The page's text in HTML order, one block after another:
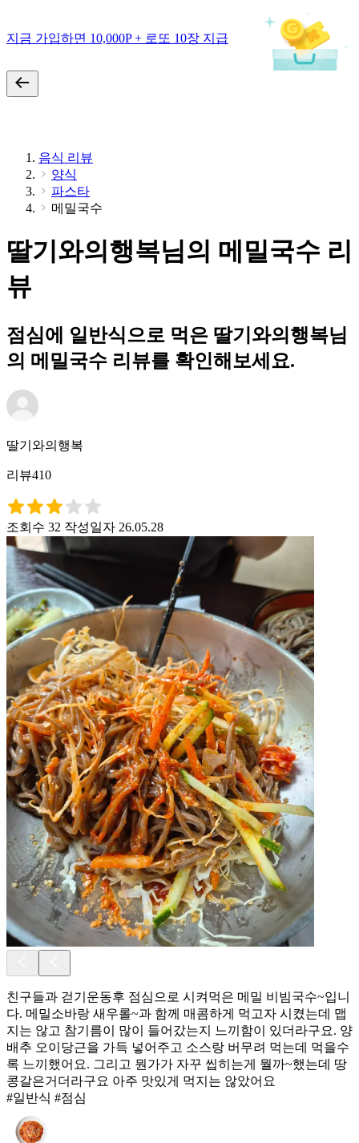
지금 가입하면 10,000P + 로또 10장 지급
음식 리뷰
양식
파스타
메밀국수
딸기와의행복님의 메밀국수 리
뷰
점심에 일반식으로 먹은 딸기와의행복님
의 메밀국수 리뷰를 확인해보세요.
딸기와의행복
리뷰410
조회수 32 작성일자 26.05.28
친구들과 걷기운동후 점심으로 시켜먹은 메밀 비빔국수~입니
다. 메밀소바랑 새우롤~과 함께 매콤하게 먹고자 시켰는데 맵
지는 않고 참기름이 많이 들어갔는지 느끼함이 있더라구요. 양
배추 오이당근을 가득 넣어주고 소스랑 버무려 먹는데 먹을수
록 느끼했어요. 그리고 뭔가가 자꾸 씹히는게 뭘까~했는데 땅
콩갈은거더라구요 아주 맛있게 먹지는 않았어요
#일반식 #점심